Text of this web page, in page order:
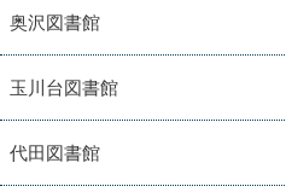
奥沢図書館
玉川台図書館
代田図書館